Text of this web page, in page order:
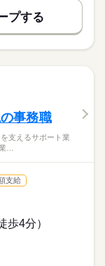
装自由
不要
レンダーによ
みんなで
から安心！
項をすべて見る
プする
事務職
支えるサポート業
…
支給
歩4分）